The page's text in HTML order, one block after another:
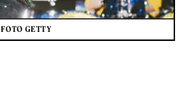
FOTO GETTY